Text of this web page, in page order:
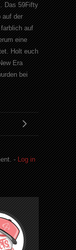
Das 59Fifty
auf der
auf
eine
Holt euch
Era
bei
-Log in